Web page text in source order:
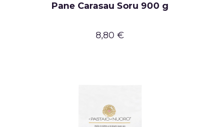
Pane Carasau Soru 900 g
8,80 €